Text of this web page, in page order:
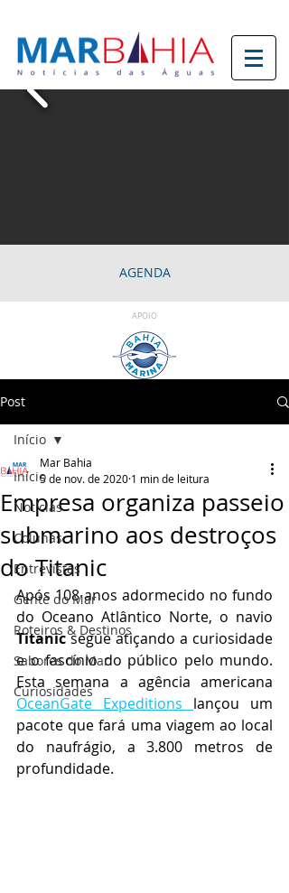
AGENDA
APOIO
Post
Início
Notícias
Colunas
Entrevistas
Gente do Mar
Roteiros & Destinos
Sabores do Mar
Curiosidades
Início
Empresa organiza passeio
submarino aos destroços
do Titanic
Mar Bahia
5 de nov. de 2020 1 min de leitura
Após 108 anos adormecido no fundo
Titanic segue atiçando a curiosidade
e o fascínio do público pelo mundo.
OceanGate Expeditions lançou um
pacote que fará uma viagem ao local
do naufrágio, a 3.800 metros de
profundidade.